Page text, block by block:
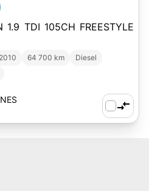
1.9 TDI 105CH FREESTYLE
64 700 km
Diesel